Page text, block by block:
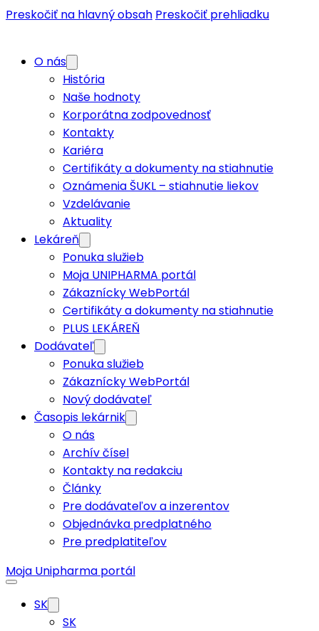
Preskočiť na hlavný obsah Preskočiť prehliadku
O nás
História
Naše hodnoty
Korporátna zodpovednosť
Kontakty
Kariéra
Certifikáty a dokumenty na stiahnutie
Oznámenia ŠUKL – stiahnutie liekov
Vzdelávanie
Aktuality
Lekáreň
Ponuka služieb
Moja UNIPHARMA portál
Zákaznícky WebPortál
Certifikáty a dokumenty na stiahnutie
PLUS LEKÁREŇ
Dodávateľ
Ponuka služieb
Zákaznícky WebPortál
Nový dodávateľ
Časopis lekárnik
O nás
Archív čísel
Kontakty na redakciu
Články
Pre dodávateľov a inzerentov
Objednávka predplatného
Pre predplatiteľov
Moja Unipharma portál
SK
SK